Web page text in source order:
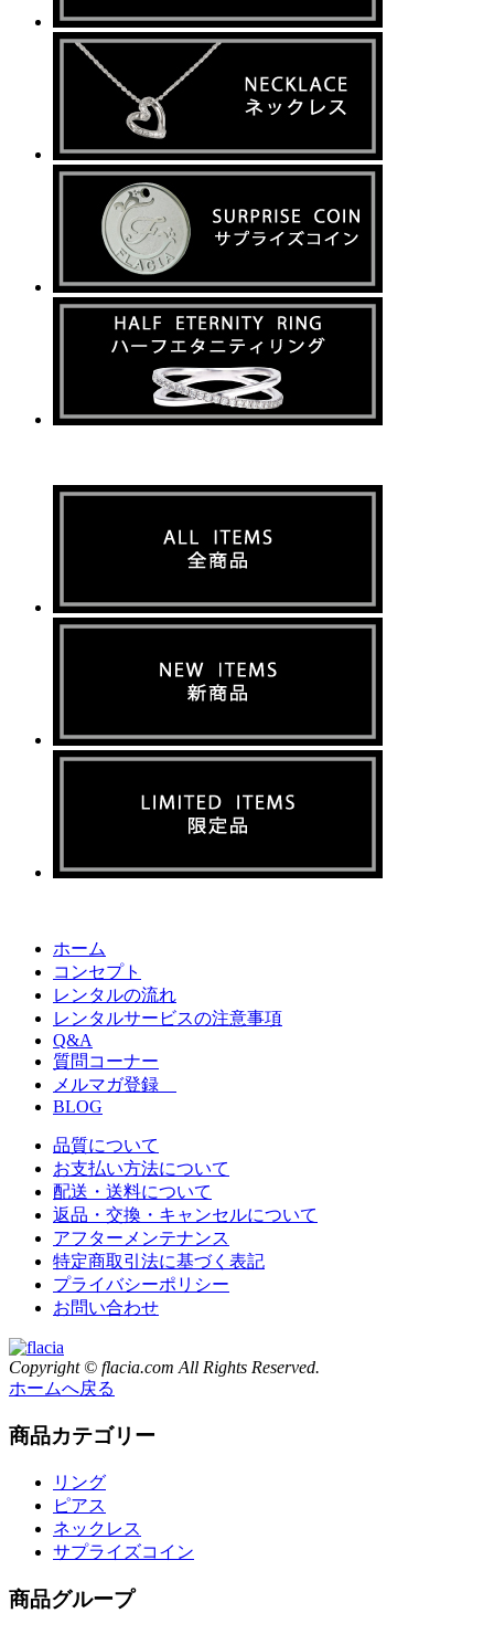
ホーム
コンセプト
レンタルの流れ
レンタルサービスの注意事項
Q&A
質問コーナー
メルマガ登録
BLOG
品質について
お支払い方法について
配送・送料について
返品・交換・キャンセルについて
アフターメンテナンス
特定商取引法に基づく表記
プライバシーポリシー
お問い合わせ
Copyright © flacia.com All Rights Reserved.
ホームへ戻る
商品カテゴリー
リング
ピアス
ネックレス
サプライズコイン
商品グループ